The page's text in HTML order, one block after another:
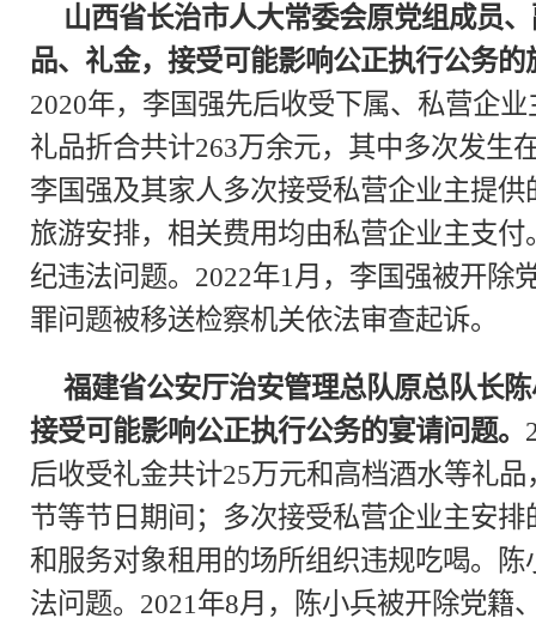
山西省长治市人大常委会原党组成员
品、礼金，接受可能影响公正执行公务的
2020年，李国强先后收受下属、私营企
礼品折合共计263万余元，其中多次发生
李国强及其家人多次接受私营企业主提
旅游安排，相关费用均由私营企业主支
纪违法问题。2022年1月，李国强被开除
罪问题被移送检察机关依法审查起诉。
福建省公安厅治安管理总队原总队长
接受可能影响公正执行公务的宴请问题。
后收受礼金共计25万元和高档酒水等礼
节等节日期间；多次接受私营企业主安
和服务对象租用的场所组织违规吃喝。
法问题。2021年8月，陈小兵被开除党籍